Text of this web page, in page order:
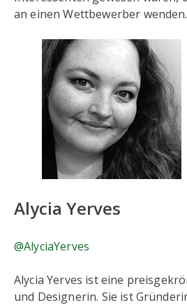
an einen Wettbewerber
Alycia Yerves
@AlyciaYerves
Alycia Yerves ist eine
und Designerin. Sie ist